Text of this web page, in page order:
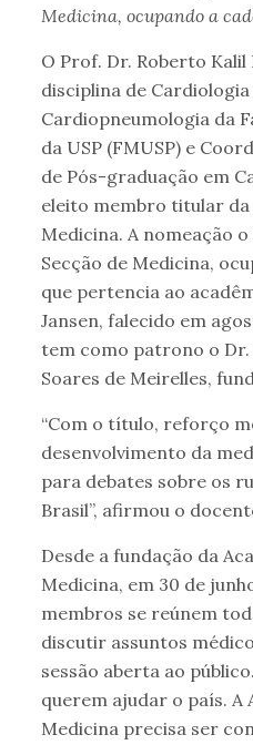
Medicina, ocupando a
O Prof. Dr. Roberto
disciplina de
Cardiopneumologia da
da USP (FMUSP) e
de Pós-graduação em
eleito membro titular da
Medicina. A nomeação
Secção de Medicina,
que pertencia ao
Jansen, falecido em
tem como patrono o Dr.
Soares de Meirelles,
“Com o título, reforço
desenvolvimento da
para debates sobre os
Brasil”, afirmou o
Desde a fundação da
Medicina, em 30 de
membros se reúnem
discutir assuntos
sessão aberta ao
querem ajudar o país. A
Medicina precisa ser